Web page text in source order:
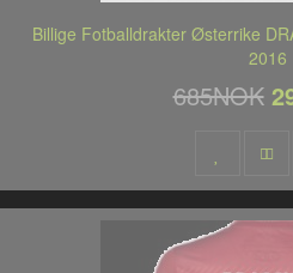
Billige Fotballdrakter Østerrike
2016
685NOK